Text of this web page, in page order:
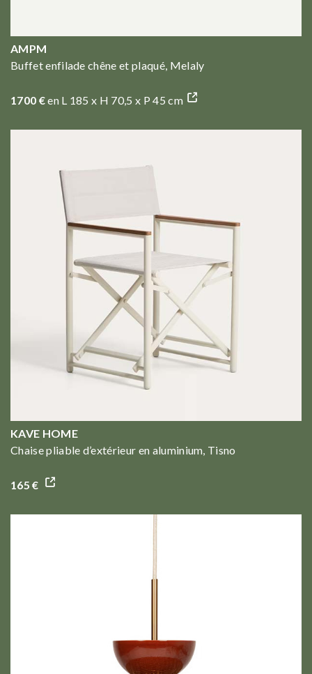
AMPM
Buffet enfilade chêne et plaqué, Melaly
1700 €en L 185 x H 70,5 x P 45 cm
KAVE HOME
Chaise pliable d’extérieur en aluminium, Tisno
165 €